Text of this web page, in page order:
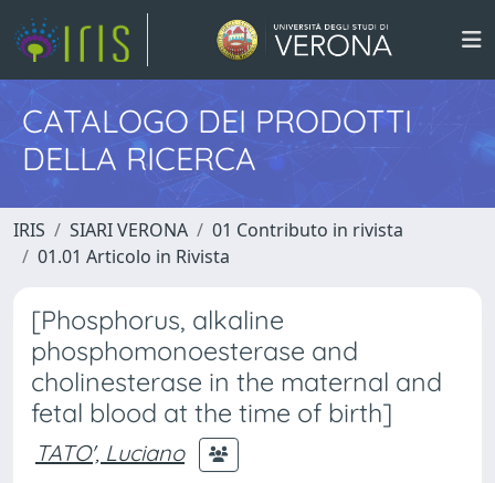
CATALOGO DEI PRODOTTI
DELLA RICERCA
IRIS SIARI VERONA
01 Contributo in rivista
01.01 Articolo in Rivista
[Phosphorus, alkaline
phosphomonoesterase and
cholinesterase in the maternal and
fetal blood at the time of birth]
TATO', Luciano